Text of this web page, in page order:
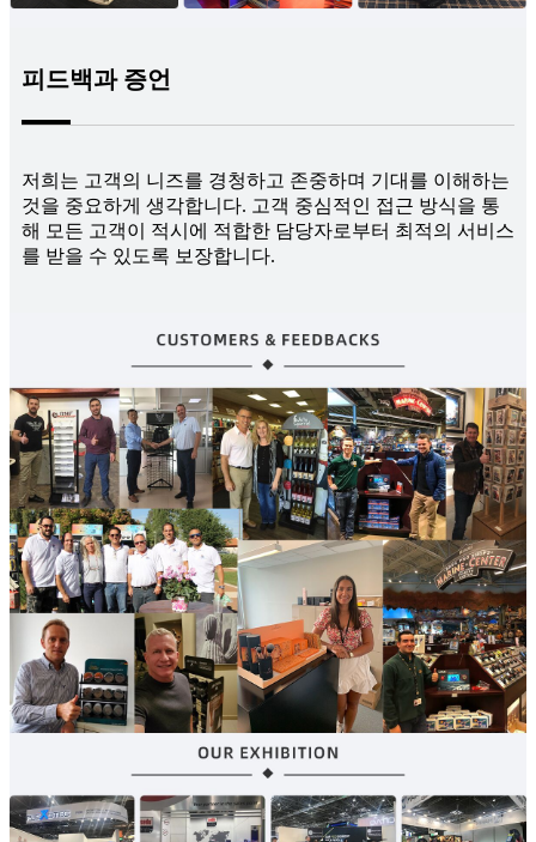
피드백과 증언
저희는 고객의 니즈를 경청하고 존중하며 기대를 이해하는
것을 중요하게 생각합니다. 고객 중심적인 접근 방식을 통
해 모든 고객이 적시에 적합한 담당자로부터 최적의 서비스
를 받을 수 있도록 보장합니다.